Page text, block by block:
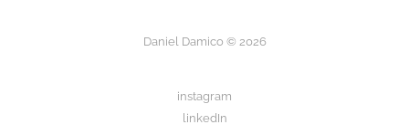
Daniel Damico © 2026
instagram
linkedIn